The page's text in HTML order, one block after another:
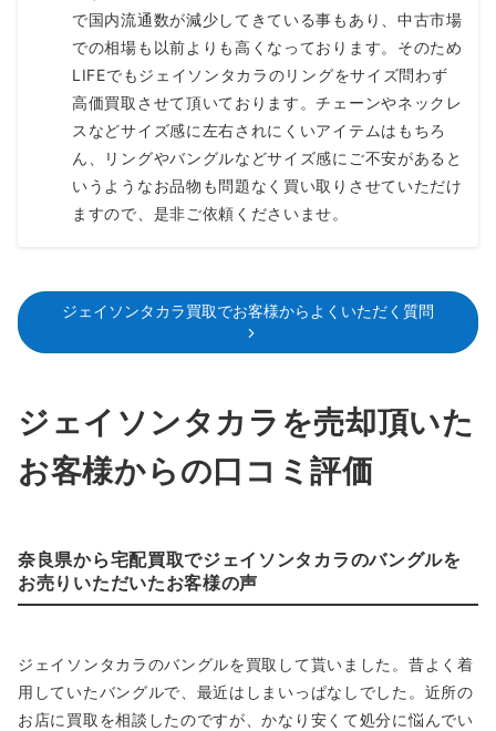
で国内流通数が減少してきている事もあり、中古市場
での相場も以前よりも高くなっております。そのため
LIFEでもジェイソンタカラのリングをサイズ問わず
高価買取させて頂いております。チェーンやネックレ
スなどサイズ感に左右されにくいアイテムはもちろ
ん、リングやバングルなどサイズ感にご不安があると
いうようなお品物も問題なく買い取りさせていただけ
ますので、是非ご依頼くださいませ。
ジェイソンタカラ買取でお客様からよくいただく質問
ジェイソンタカラを売却頂いた
お客様からの口コミ評価
奈良県から宅配買取でジェイソンタカラのバングルを
お売りいただいたお客様の声
ジェイソンタカラのバングルを買取して貰いました。昔よく着
用していたバングルで、最近はしまいっぱなしでした。近所の
お店に買取を相談したのですが、かなり安くて処分に悩んでい